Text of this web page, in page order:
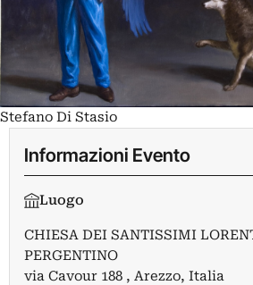
Stefano Di Stasio
Informazioni Evento
Luogo
CHIESA DEI SANTISSIMI
PERGENTINO
via Cavour 188 , Arezzo, Italia